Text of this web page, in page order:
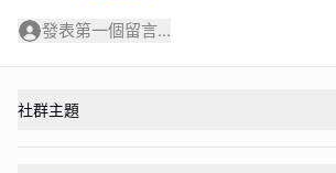
發表第一個留言...
社群主題